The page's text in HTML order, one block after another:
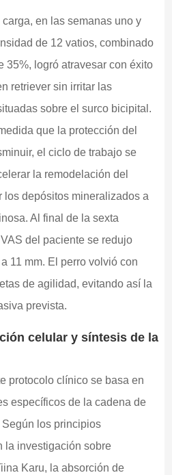
en las semanas uno y
de 12 vatios, combinado
35%, logró atravesar con éxito
retriever sin irritar las
sobre el surco bicipital.
que la protección del
el ciclo de trabajo se
la remodelación del
los depósitos mineralizados a
Al final de la sexta
del paciente se redujo
11 mm. El perro volvió con
de agilidad, evitando así la
prevista.
celular y síntesis de la
protocolo clínico se basa en
específicos de la cadena de
los principios
la investigación sobre
Karu, la absorción de